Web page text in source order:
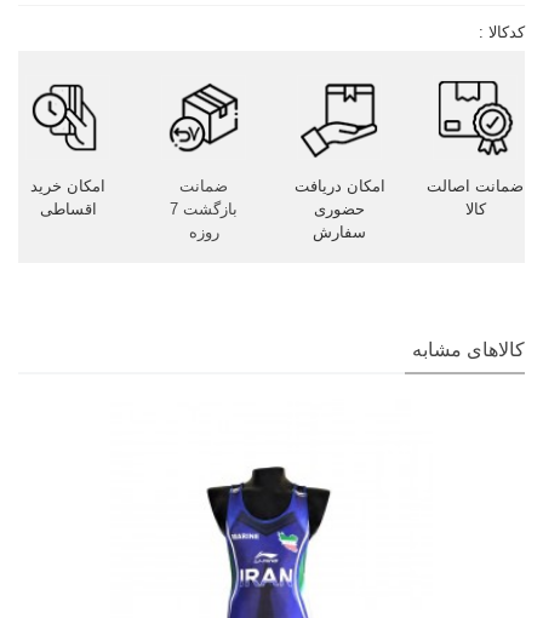
کدکالا :
ضمانت اصالت
کالا
امکان دریافت
حضوری
سفارش
ضمانت
بازگشت 7
روزه
امکان خرید
اقساطی
کالاهای مشابه